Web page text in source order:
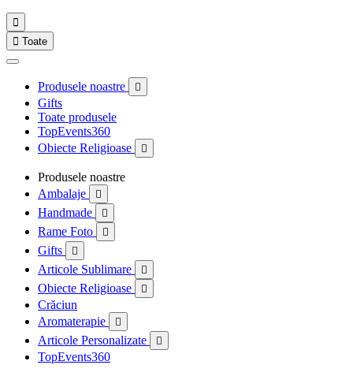

 Toate
Produsele noastre 
Gifts
Toate produsele
TopEvents360
Obiecte Religioase

Produsele noastre
Ambalaje

Handmade 
Rame Foto 
Gifts 
Articole Sublimare 
Obiecte Religioase 
Crăciun
Aromaterapie

Articole Personalizate 
TopEvents360